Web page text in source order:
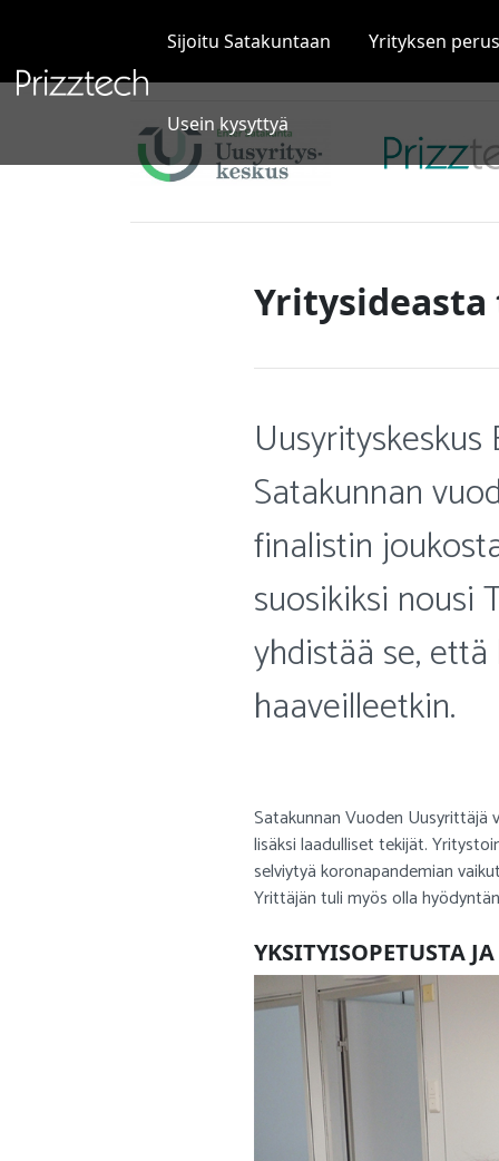
Sijoitu Satakuntaan Yrityksen
Usein kysyttyä
Satakunnan
finalistin
suosikiksi nousi
yhdistää se,
haaveilleetkin.
Satakunnan Vuoden Uusyrittäjä
lisäksi laadulliset tekijät.
selviytyä koronapandemian
Yrittäjän tuli myös olla
YKSITYISOPETUSTA